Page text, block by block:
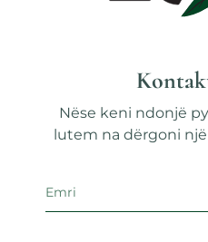
Nëse keni ndonjë
lutem na dërgoni